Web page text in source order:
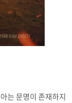
는 문명이 존재하지